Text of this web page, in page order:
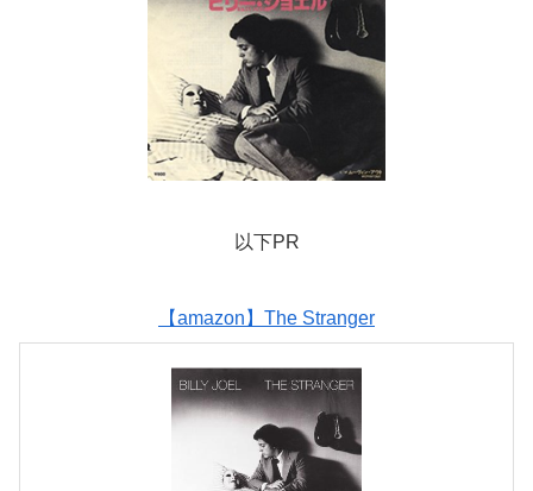
以下PR
【amazon】The Stranger